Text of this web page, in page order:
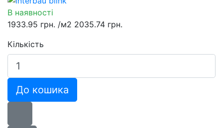
В наявності
1933.95 грн. /м2 2035.74 грн.
Кількість
До кошика